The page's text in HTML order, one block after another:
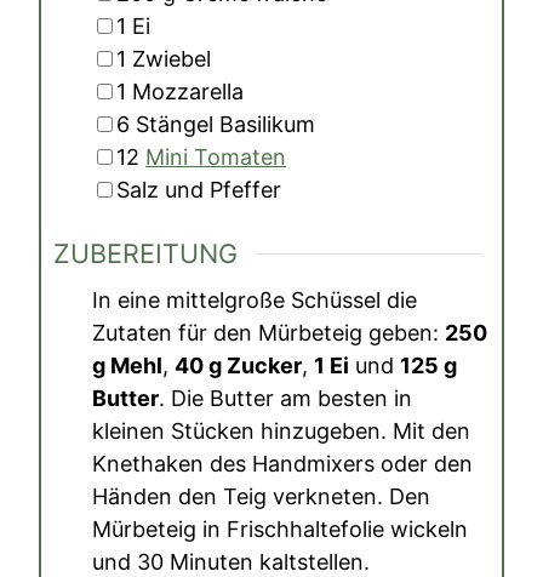
▢
1 Ei
▢
1 Zwiebel
▢
1 Mozzarella
▢
6 Stängel Basilikum
▢
12 Mini Tomaten
▢
Salz und Pfeffer
ZUBEREITUNG
In eine mittelgroße Schüssel die
Zutaten für den Mürbeteig geben: 250
g Mehl, 40 g Zucker, 1 Ei und 125 g
Butter. Die Butter am besten in
kleinen Stücken hinzugeben. Mit den
Knethaken des Handmixers oder den
Händen den Teig verkneten. Den
Mürbeteig in Frischhaltefolie wickeln
und 30 Minuten kaltstellen.